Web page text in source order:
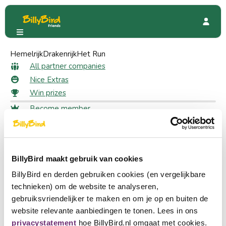
BillyBird maakt gebruik van cookies
BillyBird en derden gebruiken cookies (en vergelijkbare
technieken) om de website te analyseren,
gebruiksvriendelijker te maken en om je op en buiten de
website relevante aanbiedingen te tonen. Lees in ons
privacystatement hoe BillyBird.nl omgaat met cookies.
HemelrijkDrakenrijkHet Run
All partner companies
Nice Extras
Win prizes
Become member
Login
Choose a language
Nederlands
English
Deutsch
Become partner
Xbaze
Xbaze
1146 Friends